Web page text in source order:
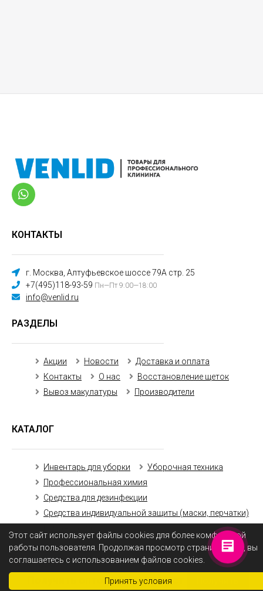
Принять условия
Этот сайт использует файлы cookies для более комфортной
работы пользователя. Продолжая просмотр страниц сайта, вы
соглашаетесь с использованием файлов cookies.
КОНТАКТЫ
г. Москва, Алтуфьевское шоссе 79А стр. 25
+7(495)118-93-59 Пн—Пт 9:00—18:00
info@venlid.ru
РАЗДЕЛЫ
Акции Новости
Доставка и оплата
Контакты
О нас
Восстановление щеток
Вывоз макулатуры
Производители
КАТАЛОГ
Инвентарь для уборки
Уборочная техника
Профессиональная химия
Средства для дезинфекции
Средства индивидуальной защиты (маски, перчатки)
Получить оптовый прайс-лист